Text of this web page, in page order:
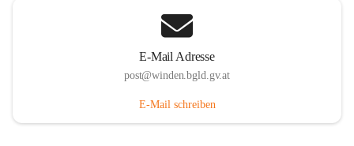
E-Mail Adresse
post@winden.bgld.gv.at
E-Mail schreiben